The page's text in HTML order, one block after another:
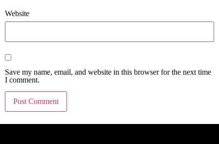
Website
Save my name, email, and website in this browser for the next time
I comment.